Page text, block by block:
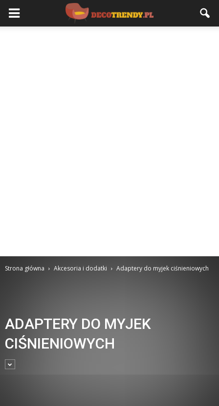
Strona główna Akcesoria i dodatki Adaptery do myjek ciśnieniowych
ADAPTERY DO MYJEK
CIŚNIENIOWYCH